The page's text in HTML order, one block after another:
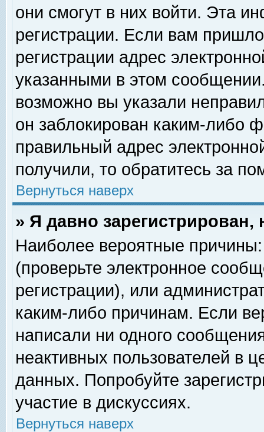
они смогут в них войти. Эта
регистрации. Если вам
регистрации адрес
указанными в этом
возможно вы указали
он заблокирован каким-либо
правильный адрес
получили, то обратитесь за
Вернуться наверх
» Я давно
Наиболее вероятные
(проверьте электронное
регистрации), или
каким-либо причинам. Если
написали ни одного
неактивных пользователей в
данных. Попробуйте
участие в дискуссиях.
Вернуться наверх